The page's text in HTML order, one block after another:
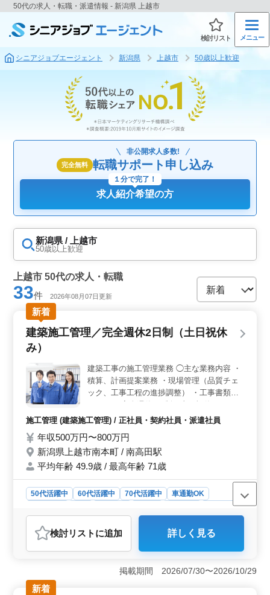
50代の求人・転職・派遣情報 - 新潟県 上越市
検討リスト メニュー
シニアジョブエージェント 新潟県 上越市 50歳以上歓迎
完全無料
非公開求人多数!
転職サポート申し込み
求人紹介希望の方
１分で完了！
新潟県 / 上越市
50歳以上歓迎
上越市 50代の求人・転職
33件 2026年08月07日更新
新着
建築施工管理／完全週休2日制（土日祝休
み）
建築工事の施工管理業務 ◯主な業務内容 ・
積算、計画提案業務 ・現場管理（品質チェ
ック、工事工程の進捗調整） ・工事書類の
年間休日123日 ＊賞与あり ＊交通費実費支
す！ 年齢関係なく、技術をお持ちの方が輝
ける職場です！
施工管理 (建築施工管理) / 正社員・契約社員・派遣社員
年収500万円〜800万円
新潟県上越市南本町 / 南高田駅
平均年齢 49.9歳 / 最高年齢 71歳
50代活躍中 60代活躍中 70代活躍中
車通勤OK
派遣社員
おすすめポイント
＜無理なく働ける環境＞ 完全週休2日制（土日祝休み）
で年間休日123日と、しっかり休みを確保できる環境で
す。年末年始休暇・GW休暇・夏季休暇もあり、メリハリ
をつけて働けます。 ＜経験を活かせる建築施工管理
検討リスト に追加 詳しく見る
掲載期間 2026/07/30〜2026/10/29
新着